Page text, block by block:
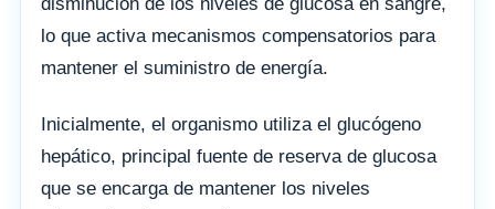
lo que activa mecanismos compensatorios para
mantener el suministro de energía.
Inicialmente, el organismo utiliza el glucógeno
hepático, principal fuente de reserva de glucosa
que se encarga de mantener los niveles